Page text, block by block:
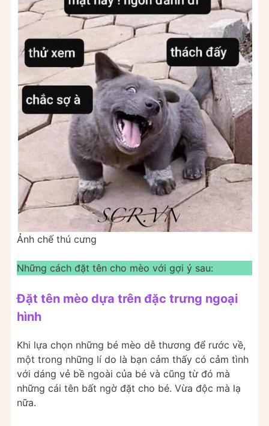
Ảnh chế thú cưng
Những cách đặt tên cho mèo với gợi ý sau:
Đặt tên mèo dựa trên đặc trưng ngoại
hình
Khi lựa chọn những bé mèo dễ thương để rước về,
một trong những lí do là bạn cảm thấy có cảm tình
với dáng vẻ bề ngoài của bé và cũng từ đó mà
những cái tên bất ngờ đặt cho bé. Vừa độc mà lạ
nữa.